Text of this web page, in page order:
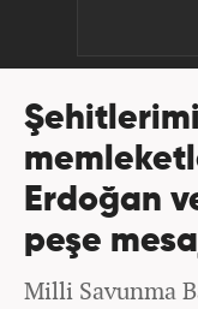
Erdoğan
peşe
Milli Savunma